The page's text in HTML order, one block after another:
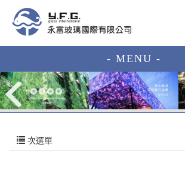
- MENU -
次選單